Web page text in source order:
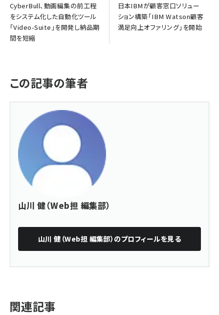
CyberBull、動画編集の前工程
をシステム化した自動化ツール
「Video-Suite」を開発し納品期
間を短縮
日本IBMが顧客窓口ソリュー
ション構築「IBM Watson顧客
満足向上オファリング」を開始
この記事の筆者
山川 健（Web担 編集部）
山川 健（Web担 編集部） のプロフィールを見る
関連記事